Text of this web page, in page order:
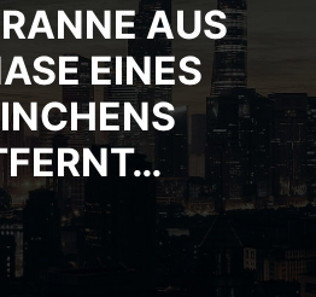
AUS
EINES